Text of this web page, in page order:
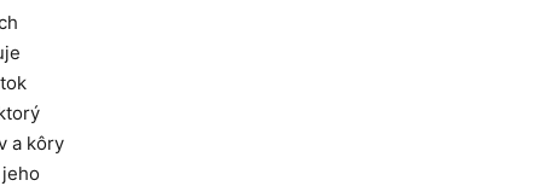
a kôry